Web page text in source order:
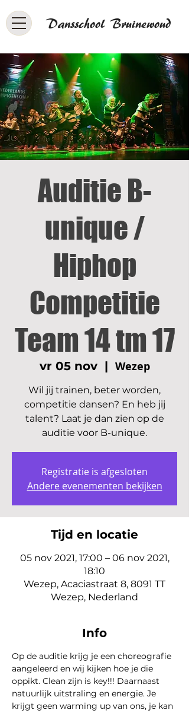
Dansschool Bruinewoud
Auditie B-
unique /
Hiphop
Competitie
Team 14 tm 17
vr 05 nov
  |
Wezep
Wil jij trainen, beter worden,
competitie dansen? En heb jij
talent? Laat je dan zien op de
auditie voor B-unique.
Registratie is afgesloten
Andere evenementen bekijken
Tijd en locatie
05 nov 2021, 17:00 – 06 nov 2021,
18:10
Wezep, Acaciastraat 8, 8091 TT
Wezep, Nederland
Info
Op de auditie krijg je een choreografie
aangeleerd en wij kijken hoe je die
oppikt. Clean zijn is key!!! Daarnaast
natuurlijk uitstraling en energie. Je
krijgt geen warming up van ons, je kan